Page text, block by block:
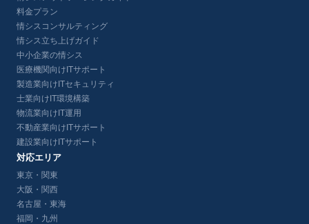
料金プラン
情シスコンサルティング
情シス立ち上げガイド
中小企業の情シス
医療機関向けITサポート
製造業向けITセキュリティ
士業向けIT環境構築
物流業向けIT運用
不動産業向けITサポート
建設業向けITサポート
対応エリア
東京・関東
大阪・関西
名古屋・東海
福岡・九州